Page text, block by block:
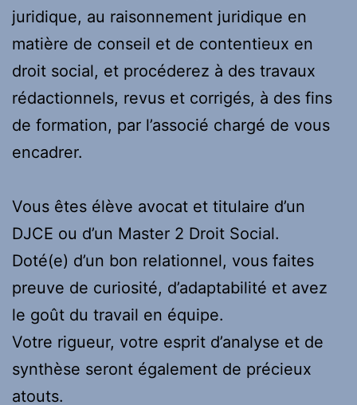
juridique, au raisonnement juridique en
matière de conseil et de contentieux en
droit social, et procéderez à des travaux
rédactionnels, revus et corrigés, à des fins
de formation, par l’associé chargé de vous
encadrer.
Vous êtes élève avocat et titulaire d’un
DJCE ou d’un Master 2 Droit Social.
Doté(e) d’un bon relationnel, vous faites
preuve de curiosité, d’adaptabilité et avez
le goût du travail en équipe.
Votre rigueur, votre esprit d’analyse et de
synthèse seront également de précieux
atouts.